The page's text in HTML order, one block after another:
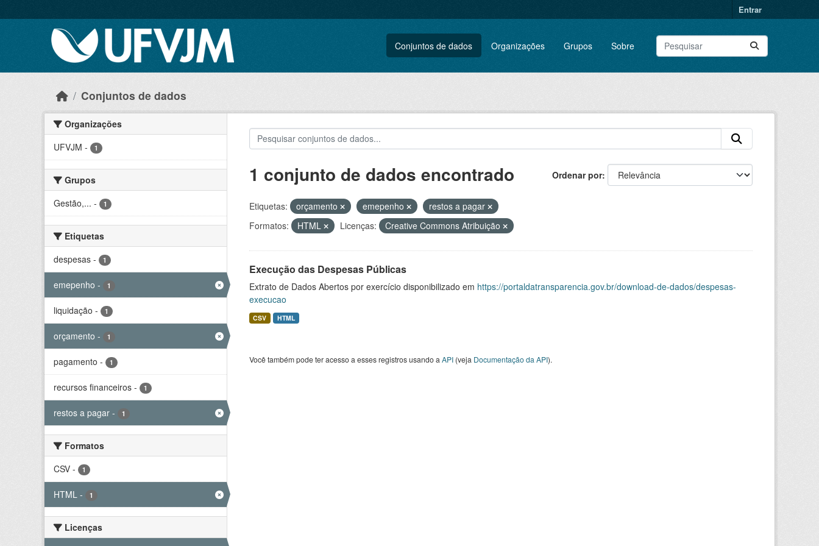
Entrar
Conjuntos de dados Organizações Grupos Sobre
Conjuntos de dados
Organizações
UFVJM - 1
Grupos
Gestão,... - 1
Etiquetas
despesas - 1
emepenho - 1
liquidação - 1
orçamento - 1
pagamento - 1
recursos financeiros - 1
restos a pagar - 1
Formatos
CSV - 1
HTML - 1
Licenças
Ordenar por
1 conjunto de dados encontrado
Etiquetas: orçamento emepenho
restos a pagar
Formatos:
HTML Licenças: Creative Commons Atribuição
Execução das Despesas Públicas
Extrato de Dados Abertos por exercício disponibilizado em https://portaldatransparencia.gov.br/download-de-dados/despesas-
execucao
CSV HTML
Você também pode ter acesso a esses registros usando a API(veja Documentação da API).